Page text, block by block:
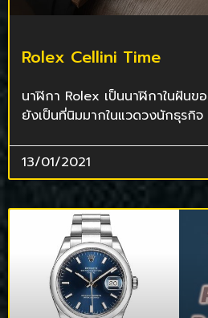
Rolex Cellini Time
นาฬิกา Rolex เป็นนาฬิกาในฝันข
ยังเป็นที่นิมมากในแวดวงนักธุรกิจ
13/01/2021